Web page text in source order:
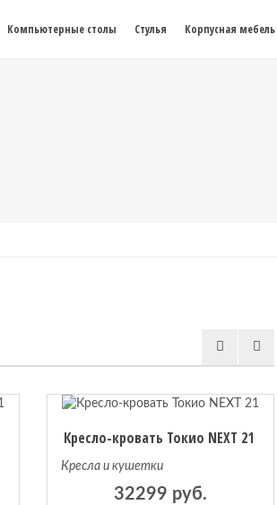
Компьютерные столы Стулья Корпусная мебель
Кресло-кровать Токио NEXT 21
Кресла и кушетки
32299 руб.